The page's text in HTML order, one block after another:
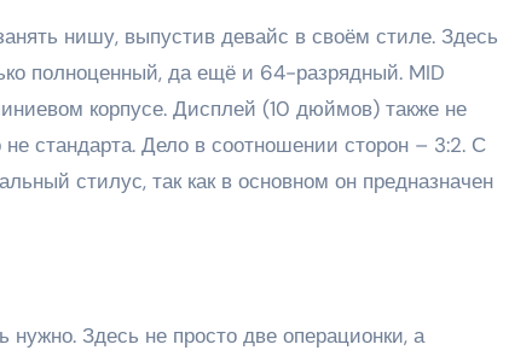
нишу, выпустив девайс в своём стиле. Здесь
полноценный, да ещё и 64-разрядный. MID
корпусе. Дисплей (10 дюймов) также не
стандарта. Дело в соотношении сторон – 3:2. С
стилус, так как в основном он предназначен
нужно. Здесь не просто две операционки, а